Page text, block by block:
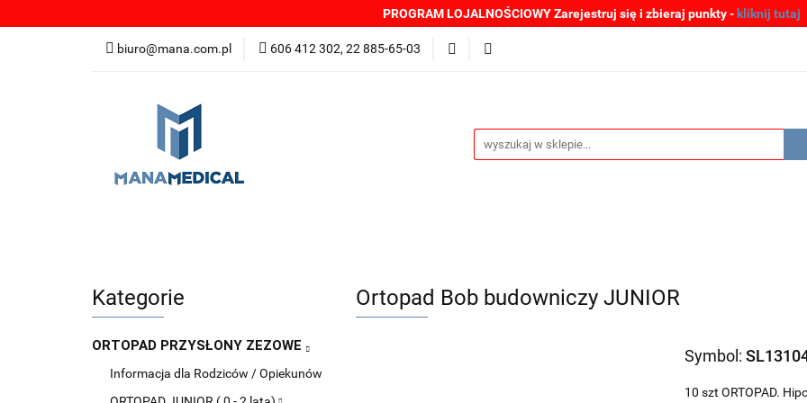
PROGRAM LOJALNOŚCIOWY Zarejestruj się i zbieraj punkty -kliknij tutaj
biuro@mana.com.pl 606 412 302, 22 885-65-03
NOWOŚCI PROMOCJE BESTSELLERY WYPRZEDAŻE PLIKI DO
Kategorie
ORTOPAD PRZYSŁONY ZEZOWE
Informacja dla Rodziców / Opiekunów
Ortopad Bob budowniczy JUNIOR
Symbol:
10 szt ORTOPAD.